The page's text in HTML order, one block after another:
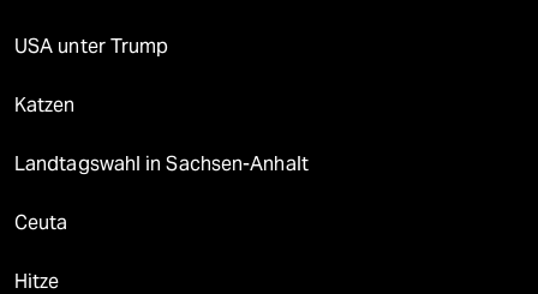
USA unter Trump
Katzen
Landtagswahl in Sachsen-Anhalt
Ceuta
Hitze